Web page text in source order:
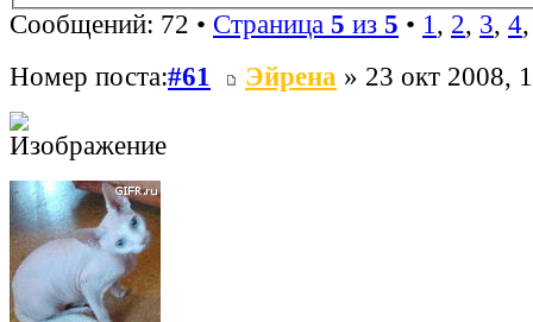
Сообщений: 72 • Страница 5 из 5 • 1 , 2, 3, 4
Номер поста:#61 Эйрена » 23 окт 2008,